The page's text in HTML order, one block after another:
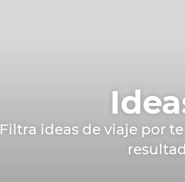
Filtra ideas de viaje por